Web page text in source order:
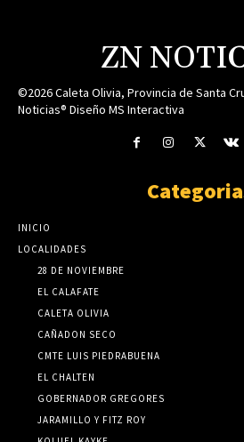
ZN
©2026 Caleta Olivia, Provincia de Santa
Noticias® Diseño MS Interactiva
INICIO
LOCALIDADES
28 DE NOVIEMBRE
EL CALAFATE
CALETA OLIVIA
CAÑADON SECO
CMTE LUIS PIEDRABUENA
EL CHALTEN
GOBERNADOR GREGORES
JARAMILLO Y FITZ ROY